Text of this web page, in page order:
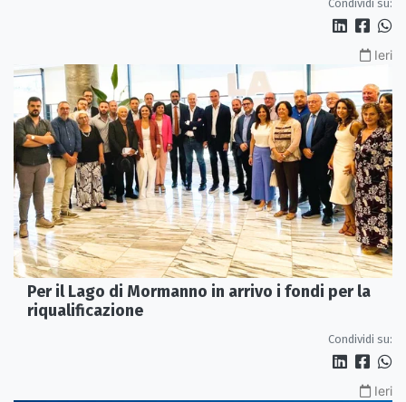
Condividi su:
Ieri
Per il Lago di Mormanno in arrivo i fondi per la
riqualificazione
Condividi su:
Ieri